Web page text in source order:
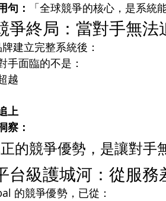
句： 「全球競爭的核心，是系統
爭終局：當對手無法
建立完整系統後：
手面臨的不是：
越
上
察：
正的競爭優勢，是讓對手
台級護城河：從服
的競爭優勢，已從：